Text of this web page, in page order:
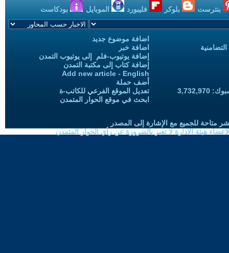
بنترست بلوكر فليبورد الموبايل بودكاست
اضافة موضوع جديد
اضافة خبر
إضافة يوتيوب-فلم إلى يوتيوب التمدن
إضافة كتاب إلى مكتبة التمدن
Add new article - English
أضف حملة
تعديل الموقع الفرعي للكاتب-ة
ابحث في موقع الحوار المتمدن
متاحة للجميع مع الإشارة إلى المصدر
هيئة الادارة لا تعبر بالضرورة عن رأي الحوار المتمدن